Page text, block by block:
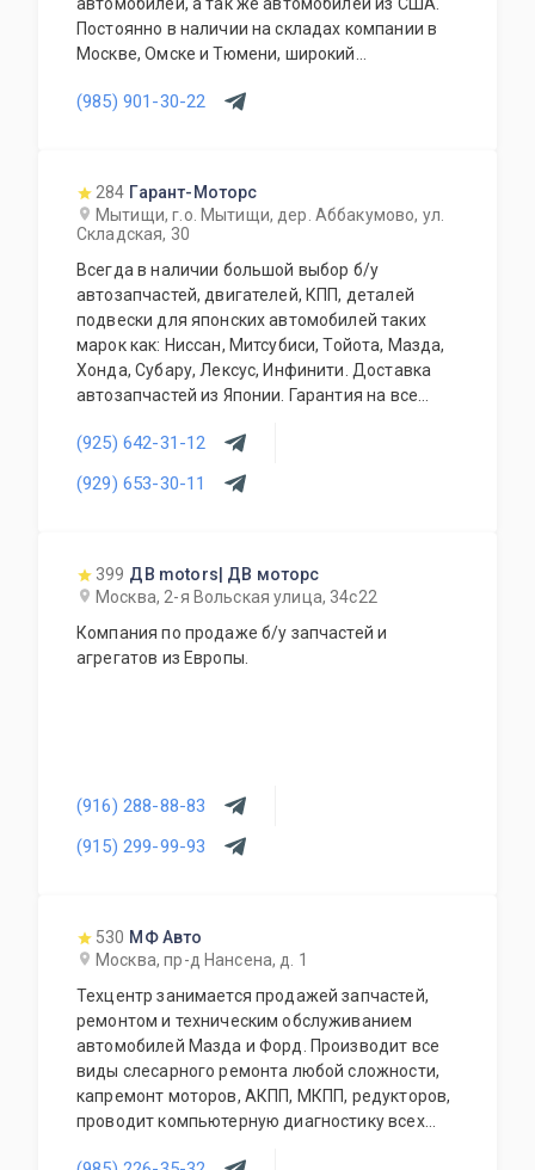
Постоянно в наличии на складах компании в
Москве, Омске и Тюмени, широкий
более 150000 наименований. Все запчасти,
(985) 901-30-22
284 Гарант-Моторс
Мытищи, г.о. Мытищи, дер. Аббакумово, ул.
Складская, 30
Всегда в наличии большой выбор б/у
автозапчастей, двигателей, КПП, деталей
подвески для японских автомобилей таких
марок как: Ниссан, Митсубиси, Тойота, Мазда,
Хонда, Субару, Лексус, Инфинити. Доставка
автозапчастей из Японии. Гарантия на все
(925) 642-31-12
(929) 653-30-11
399 ДВ motors| ДВ моторс
Москва, 2-я Вольская улица, 34с22
Компания по продаже б/у запчастей и
агрегатов из Европы.
(916) 288-88-83
(915) 299-99-93
530 МФ Авто
Москва, пр-д Нансена, д. 1
Техцентр занимается продажей запчастей,
ремонтом и техническим обслуживанием
автомобилей Мазда и Форд. Производит все
виды слесарного ремонта любой сложности,
капремонт моторов, АКПП, МКПП, редукторов,
проводит компьютерную диагностику всех